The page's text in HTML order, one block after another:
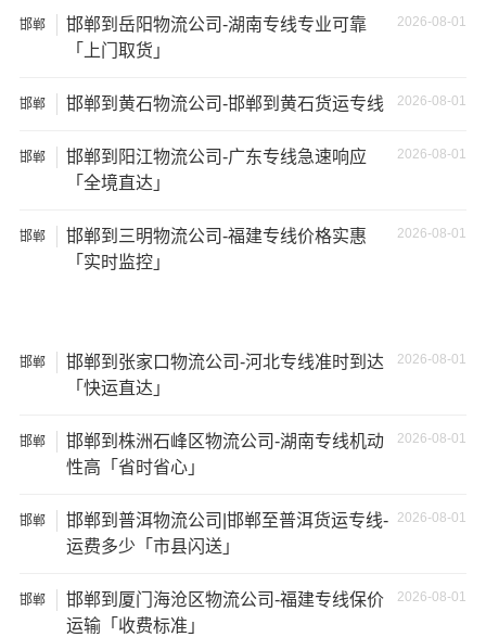
★ 本站所列邯郸到遂宁物流专线费用与时效仅供参考，如
需详细了解最低资费请电话咨询。
★ 由于货运运输比较特殊，请您托运之前仔细清点您所托
运的所有物品；如果您的货物需要临时存放，请尽早最快
通知公司客服以便安排仓库存放。
★ 为了提高邯郸到遂宁物流的服务质量，欢迎您对我们的
服务提出意见或建议，我们会认真对待并及时把处理意见
邯郸 2026-08-01
邯郸到岳阳物流公司-湖南专线专业可靠
「上门取货」
邯郸 2026-08-01
邯郸到黄石物流公司-邯郸到黄石货运专线
邯郸 2026-08-01
邯郸到阳江物流公司-广东专线急速响应
「全境直达」
邯郸 2026-08-01
邯郸到三明物流公司-福建专线价格实惠
「实时监控」
邯郸 2026-08-01
邯郸到张家口物流公司-河北专线准时到达
「快运直达」
邯郸 2026-08-01
邯郸到株洲石峰区物流公司-湖南专线机动
性高「省时省心」
邯郸 2026-08-01
邯郸到普洱物流公司|邯郸至普洱货运专线-
运费多少「市县闪送」
邯郸 2026-08-01
邯郸到厦门海沧区物流公司-福建专线保价
运输「收费标准」